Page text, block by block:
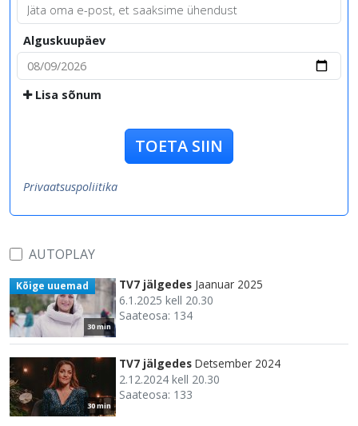
Alguskuupäev
Lisa sõnum
TOETA SIIN
Privaatsuspoliitika
AUTOPLAY
30 min
Kõige uuemad TV7 jälgedes Jaanuar 2025
6.1.2025 kell 20.30
Saateosa: 134
30 min
TV7 jälgedes Detsember 2024
2.12.2024 kell 20.30
Saateosa: 133